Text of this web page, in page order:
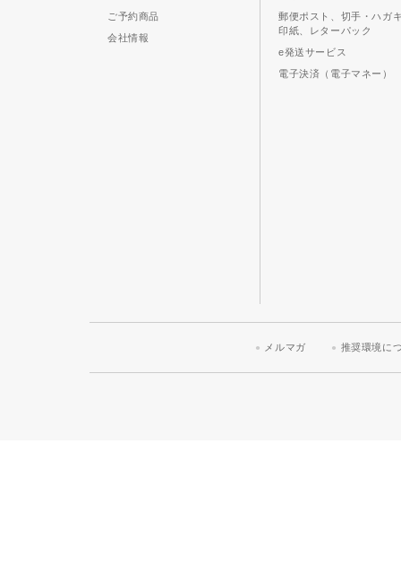
ご予約商品
会社情報
郵便ポスト、切手・ハガ
印紙、レターパック
e発送サービス
電子決済（電子マネー）
メルマガ 推奨環境に